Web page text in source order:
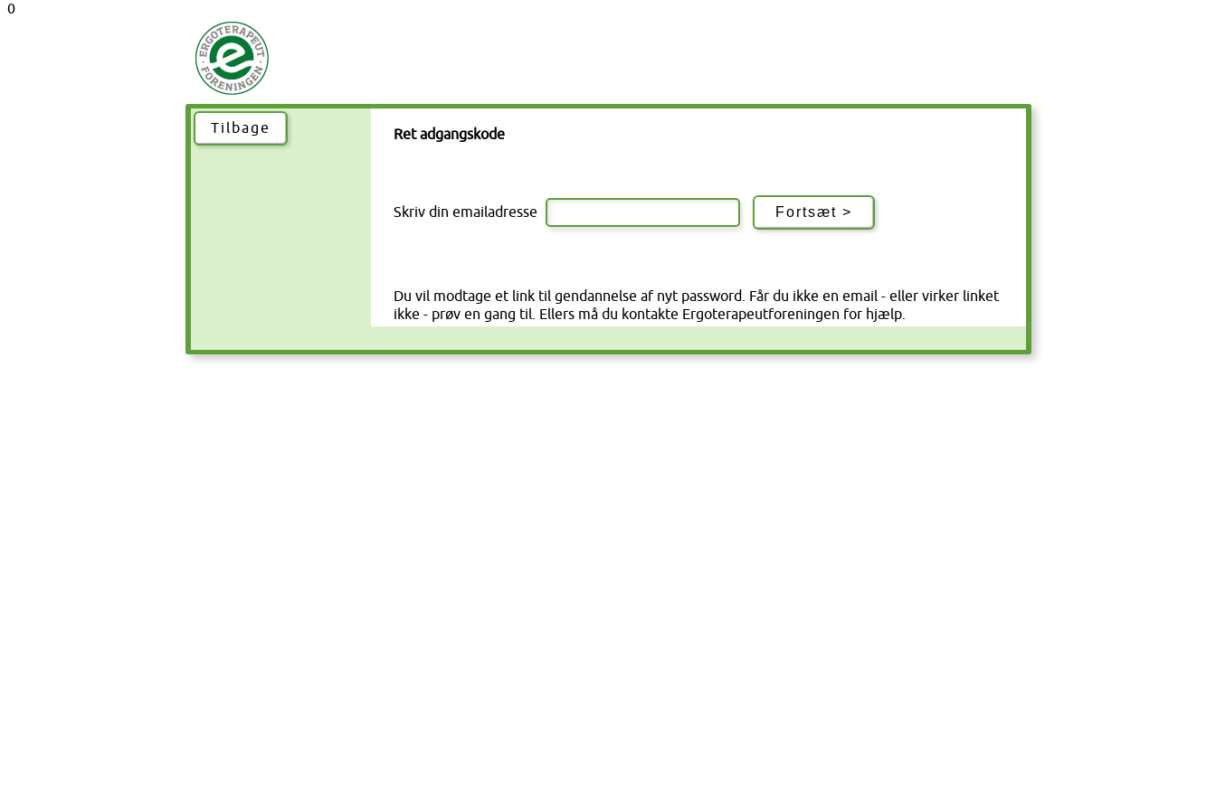
0
Tilbage Ret adgangskode
Skriv din emailadresse
Du vil modtage et link til gendannelse af nyt password. Får du ikke en email - eller virker linket
ikke - prøv en gang til. Ellers må du kontakte Ergoterapeutforeningen for hjælp.